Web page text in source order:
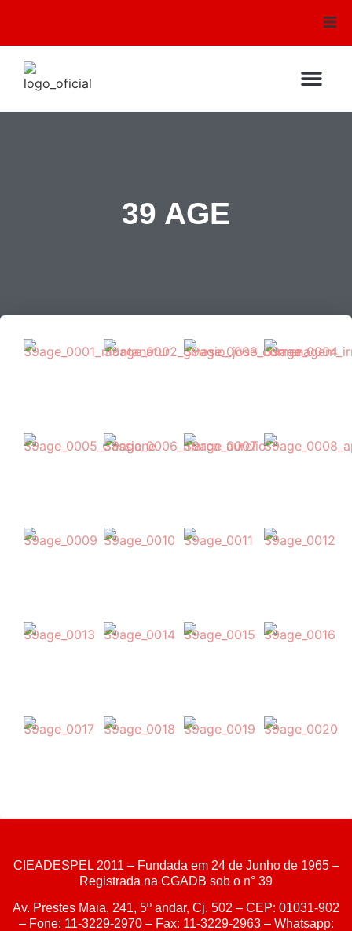
Conselhos
Galeria de Fotos
Notícias
Bíblia Online
39 AGE
CIEADESPEL 2011 – Fundada em 24 de Junho de 1965 –
Registrada na CGADB sob o n° 39
Av. Prestes Maia, 241, 5º andar, Cj. 502 – CEP: 01031-902
– Fone: 11-3229-2970 – Fax: 11-3229-2963 – Whatsapp: